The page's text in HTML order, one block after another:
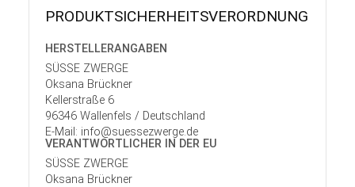
PRODUKT­SICHER­HEITS­VER­ORD­NUNG
HERSTELLER­ANGABEN
SÜSSE ZWERGE
Oksana Brückner
Kellerstraße 6
96346 Wallenfels / Deutschland
E-Mail: info@suessezwerge.de
VERANTWORT­LICHER IN DER EU
SÜSSE ZWERGE
Oksana Brückner